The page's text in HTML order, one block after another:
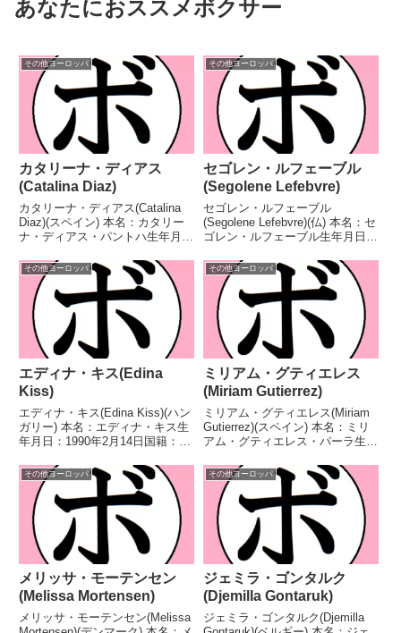
あなたにおススメボクサー
その他ヨーロッパ
カタリーナ・ディアス
(Catalina Diaz)
カタリーナ・ディアス(Catalina
Diaz)(スペイン) 本名：カタリー
ナ・ディアス・パントハ生年月
ン戦績：11戦6勝(1KO)5敗 【獲
得タイトル】EBU欧州女子ミニ
マム級王座 【戦歴】2017/...
その他ヨーロッパ
セゴレン・ルフェーブル
(Segolene Lefebvre)
セゴレン・ルフェーブル
(Segolene Lefebvre)(仏) 本名：セ
ゴレン・ルフェーブル生年月日：
戦20勝(1KO)1敗 【獲得タイト
ル】フランス女子スーパーフェザ
ー級王座WBC女子スーパーバ
ン...
その他ヨーロッパ
エディナ・キス(Edina
Kiss)
エディナ・キス(Edina Kiss)(ハン
ガリー) 本名：エディナ・キス生
年月日：1990年2月14日国籍：ハ
(10KO)21敗 【獲得タイトル】な
し 【戦歴】2015/10/31 ○6R判
定 3-0(60-54...
その他ヨーロッパ
ミリアム・グティエレス
(Miriam Gutierrez)
ミリアム・グティエレス(Miriam
Gutierrez)(スペイン) 本名：ミリ
アム・グティエレス・パーラ生年
イン戦績：17戦15勝(5KO)2
敗 【獲得タイトル】EBU欧州女
子ライト級王座WBA世界女...
その他ヨーロッパ
メリッサ・モーテンセン
(Melissa Mortensen)
メリッサ・モーテンセン(Melissa
その他ヨーロッパ
ジェミラ・ゴンタルク
(Djemilla Gontaruk)
ジェミラ・ゴンタルク(Djemilla